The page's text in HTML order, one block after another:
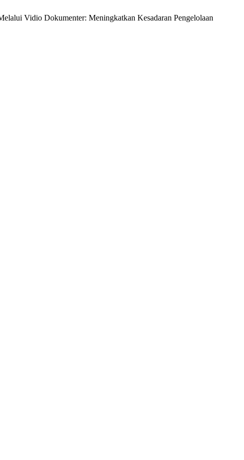
Vidio Dokumenter: Meningkatkan Kesadaran Pengelolaan